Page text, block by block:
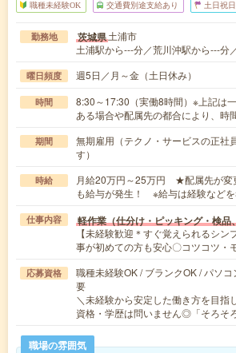
職種未経験OK 交通費別途支給あり 土日祝
勤務地 茨城県土浦市
土浦駅から---分／荒川沖駅から---分
曜日頻度 週5日／月～金（土日休み）
時間
8:30～17:30（実働8時間）※上記は
ある場合や配属先の都合により、時
期間
無期雇用（テクノ・サービスの正社
す）
時給
月給20万円～25万円 ★配属先が変
も給与が発生！ ※給与は経験など
仕事内容 軽作業（仕分け・ピッキング・検品
【未経験歓迎＊すぐ覚えられるシ
事が初めての方も安心〇コツコツ・
応募資格
職種未経験OK / ブランクOK / パソ
要
＼未経験から安定した働き方を目指
資格・学歴は問いません◎「そろそ
職場の雰囲気